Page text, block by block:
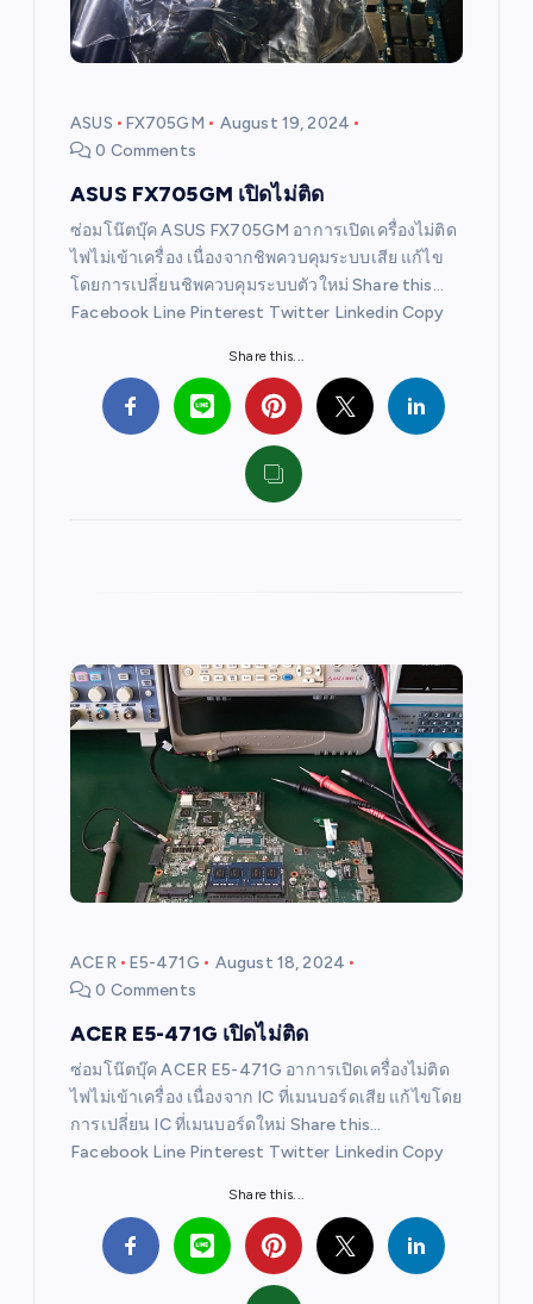
ASUS FX705GM
August 19, 2024
0 Comments
ASUS FX705GM เปิดไม่ติด
ซ่อมโน๊ตบุ๊ค ASUS FX705GM อาการเปิดเครื่องไม่ติด
ไฟไม่เข้าเครื่อง เนื่องจากชิพควบคุมระบบเสีย แก้ไข
โดยการเปลี่ยนชิพควบคุมระบบตัวใหม่ Share this…
Facebook Line Pinterest Twitter Linkedin Copy
Share this...
ACER E5-471G
August 18, 2024
0 Comments
ACER E5-471G เปิดไม่ติด
ซ่อมโน๊ตบุ๊ค ACER E5-471G อาการเปิดเครื่องไม่ติด
ไฟไม่เข้าเครื่อง เนื่องจาก IC ที่เมนบอร์ดเสีย แก้ไขโดย
การเปลี่ยน IC ที่เมนบอร์ดใหม่ Share this…
Facebook Line Pinterest Twitter Linkedin Copy
Share this...